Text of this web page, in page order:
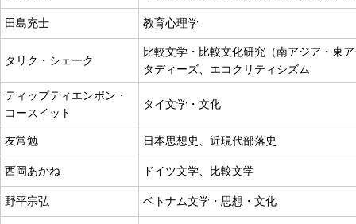
田島充士 教育心理学
タリク・シェーク
比較文学・比較文化研究（南アジア・東
タディーズ、エコクリティシズム
ティップティエンポン・
コースイット
タイ文学・文化
友常勉 日本思想史、近現代部落史
西岡あかね ドイツ文学、比較文学
野平宗弘 ベトナム文学・思想・文化